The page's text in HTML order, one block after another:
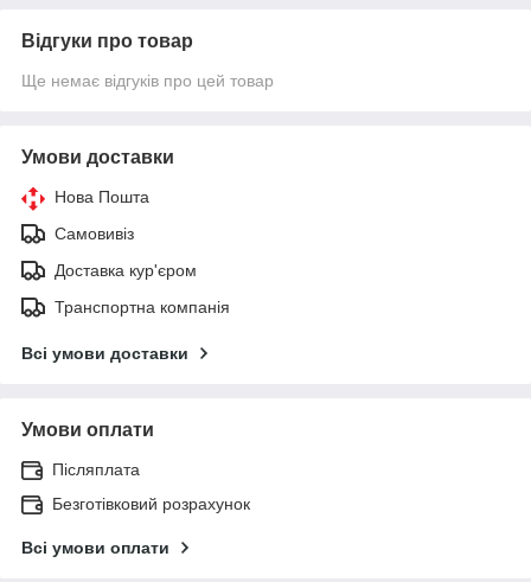
Відгуки про товар
Ще немає відгуків про цей товар
Умови доставки
Нова Пошта
Самовивіз
Доставка кур'єром
Транспортна компанія
Всі умови доставки
Умови оплати
Післяплата
Безготівковий розрахунок
Всі умови оплати